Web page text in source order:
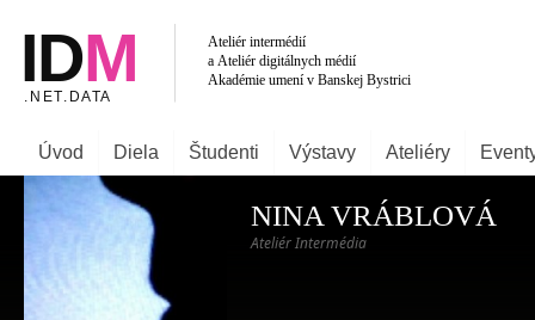
Úvod Diela Študenti Výstavy Ateliéry
NINA VRÁBLOVÁ
Ateliér Intermédia